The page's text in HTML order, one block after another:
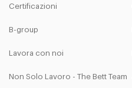
Certificazioni
B-group
Lavora con noi
Non Solo Lavoro - The Bett Team